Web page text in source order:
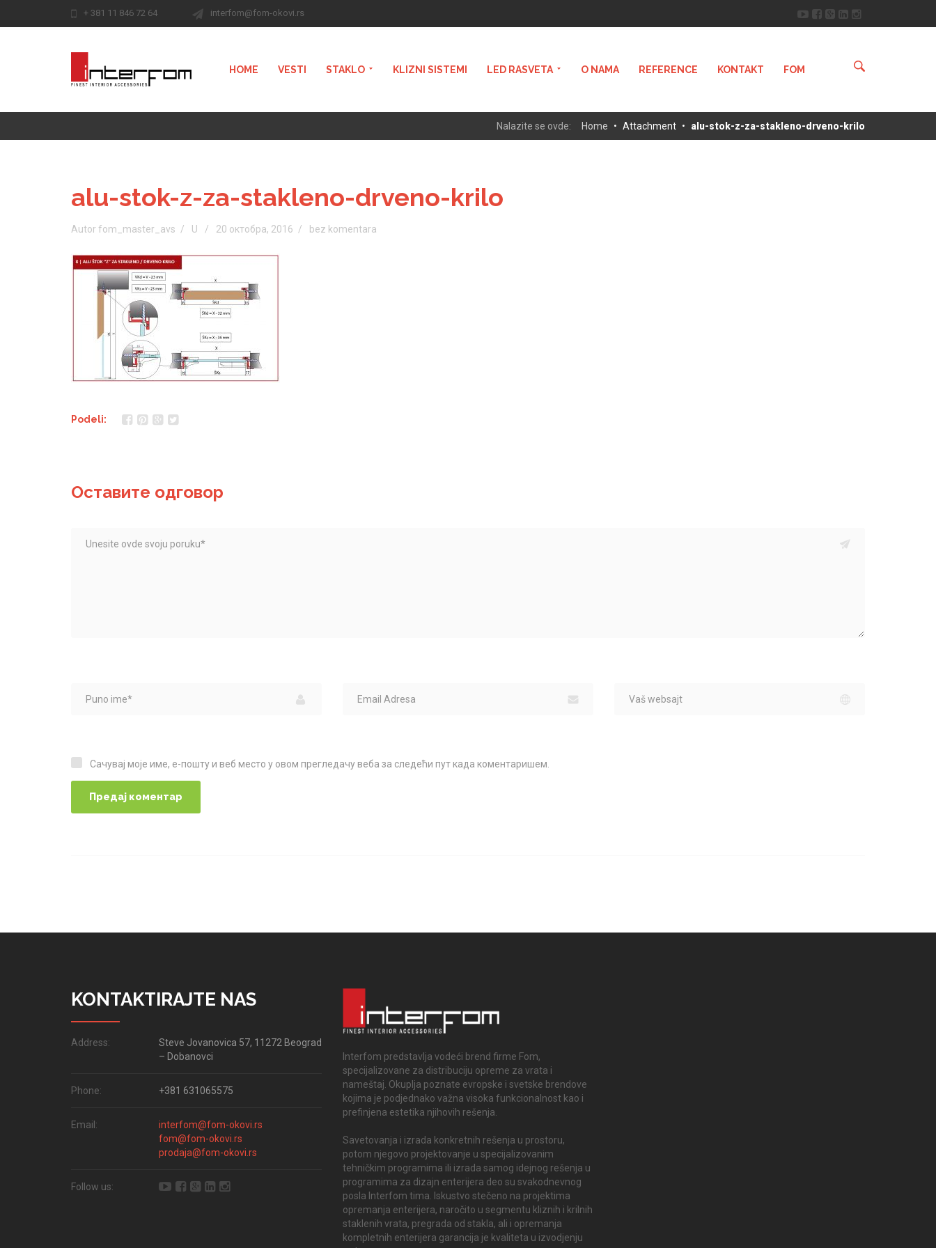
+ 381 11 846 72 64 interfom@fom-okovi.rs
HOME VESTI STAKLO KLIZNI SISTEMI LED RASVETA O NAMA REFERENCE KONTAKT FOM
Nalazite se ovde: Home • Attachment • alu-stok-z-za-stakleno-drveno-krilo
alu-stok-z-za-stakleno-drveno-krilo
Autor fom_master_avs U 20 октобра, 2016 bez komentara
Podeli:
Оставите одговор
Сачувај моје име, е-пошту и веб место у овом прегледачу веба за следећи пут када коментаришем.
Сачувај моје име, е-пошту и веб место у овом прегледачу веба за следећи пут када коментаришем.
KONTAKTIRAJTE NAS
Address:
Steve Jovanovica 57, 11272 Beograd
– Dobanovci
Phone: +381 631065575
Email:
interfom@fom-okovi.rs
fom@fom-okovi.rs
prodaja@fom-okovi.rs
Follow us:
Interfom predstavlja vodeći brend firme Fom,
specijalizovane za distribuciju opreme za vrata i
nameštaj. Okuplja poznate evropske i svetske brendove
kojima je podjednako važna visoka funkcionalnost kao i
prefinjena estetika njihovih rešenja.
Savetovanja i izrada konkretnih rešenja u prostoru,
potom njegovo projektovanje u specijalizovanim
tehničkim programima ili izrada samog idejnog rešenja u
programima za dizajn enterijera deo su svakodnevnog
posla Interfom tima. Iskustvo stečeno na projektima
opremanja enterijera, naročito u segmentu kliznih i krilnih
staklenih vrata, pregrada od stakla, ali i opremanja
kompletnih enterijera garancija je kvaliteta u izvodjenju